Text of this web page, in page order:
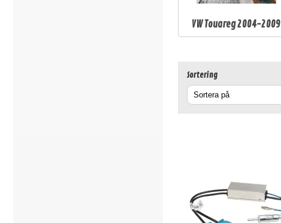
VW Touareg 2004-2009
Sortering